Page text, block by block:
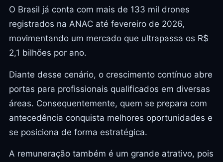
O Brasil já conta com mais de 133 mil drones
registrados na ANAC até fevereiro de 2026,
movimentando um mercado que ultrapassa os R$
2,1 bilhões por ano.
Diante desse cenário, o crescimento contínuo abre
portas para profissionais qualificados em diversas
áreas. Consequentemente, quem se prepara com
antecedência conquista melhores oportunidades e
se posiciona de forma estratégica.
A remuneração também é um grande atrativo, pois